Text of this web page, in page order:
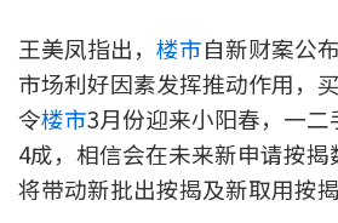
下载中心
按揭全面睇
新闻/研究
王美凤指出， 楼市自新财案公
市场利好因素发挥推动作用，
令楼市3月份迎来小阳春，一
4成，相信会在未来新申请按揭
将带动新批出按揭及新取用按揭